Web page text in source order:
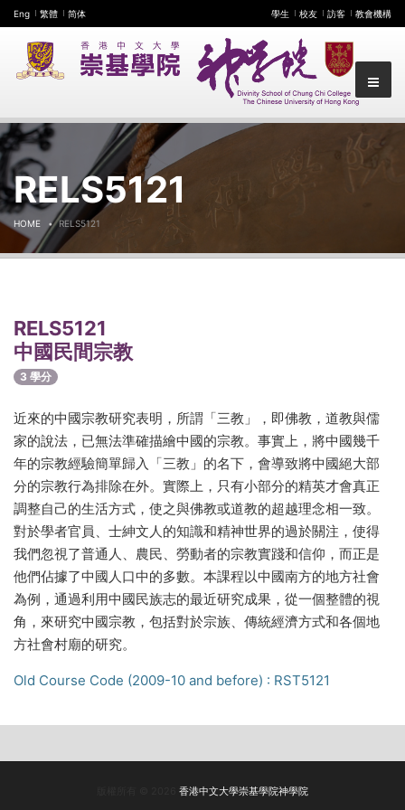
Eng 繁體 简体 學生 校友 訪客 教會機構
RELS5121
HOME RELS5121
RELS5121
中國民間宗教
3 學分
近來的中國宗教研究表明，所謂「三教」，即佛教，道教與儒
家的說法，已無法準確描繪中國的宗教。事實上，將中國幾千
年的宗教經驗簡單歸入「三教」的名下，會導致將中國絕大部
分的宗教行為排除在外。實際上，只有小部分的精英才會真正
調整自己的生活方式，使之與佛教或道教的超越理念相一致。
對於學者官員、士紳文人的知識和精神世界的過於關注，使得
我們忽視了普通人、農民、勞動者的宗教實踐和信仰，而正是
他們佔據了中國人口中的多數。本課程以中國南方的地方社會
為例，通過利用中國民族志的最近研究成果，從一個整體的視
角，來研究中國宗教，包括對於宗族、傳統經濟方式和各個地
方社會村廟的研究。
Old Course Code (2009-10 and before) : RST5121
香港中文大學崇基學院神學院